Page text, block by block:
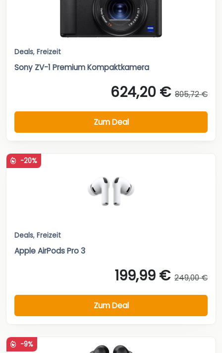
Deals, Freizeit
Sony ZV-1 Premium Kompaktkamera
624,20 € 805,72 €
Zum Deal
-20%
Deals, Freizeit
Apple AirPods Pro 3
199,99 € 249,00 €
Zum Deal
-9%